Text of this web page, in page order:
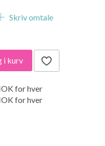
Skriv omtale
i kurv
for hver
for hver